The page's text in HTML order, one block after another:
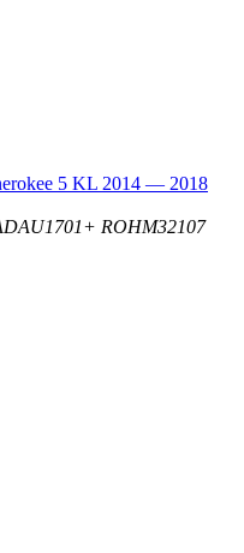
5 KL 2014 — 2018
ROHM32107